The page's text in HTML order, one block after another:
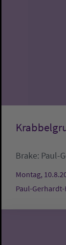
Brake: Paul-
Montag,
Paul-Gerhardt-